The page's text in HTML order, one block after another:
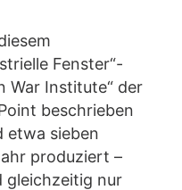
Fenster“-
War Institute“ der
beschrieben
etwa sieben
produziert –
gleichzeitig nur